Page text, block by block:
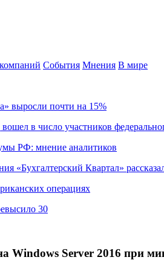
События Мнения В мире
выросли почти на 15%
в число участников
РФ: мнение аналитиков
«Бухгалтерский Квартал»
операциях
30
Windows Server 2016 при